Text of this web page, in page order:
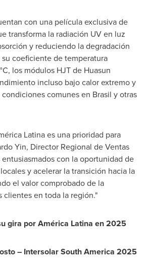
con una película exclusiva de
transforma la radiación UV en luz
y reduciendo la degradación
coeficiente de temperatura
los módulos HJT de Huasun
incluso bajo calor extremo y
comunes en Brasil y otras
Latina es una prioridad para
Yin, Director Regional de Ventas
entusiasmados con la oportunidad de
y acelerar la transición hacia la
el valor comprobado de la
clientes en toda la región."
gira por América Latina en 2025
– Intersolar South America 2025